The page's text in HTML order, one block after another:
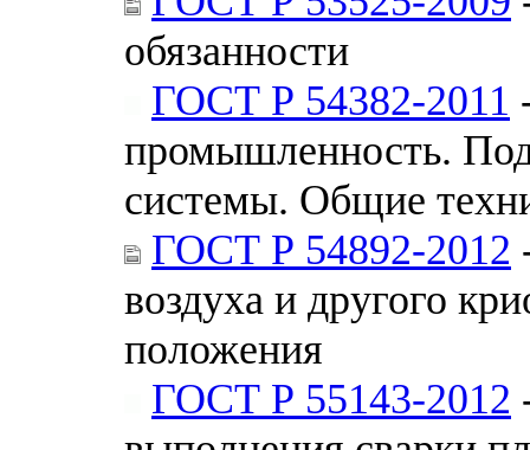
обязанности
ГОСТ Р 54382-2011
промышленность.
системы. Общие
ГОСТ Р 54892-2012
воздуха и другого
положения
ГОСТ Р 55143-2012